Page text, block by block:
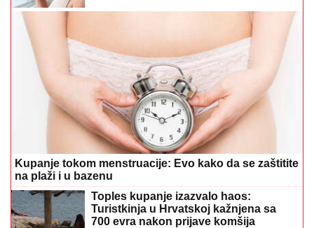
Kupanje tokom menstruacije: Evo kako da se zaštitite
na plaži i u bazenu
Toples kupanje izazvalo haos:
Turistkinja u Hrvatskoj kažnjena sa
700 evra nakon prijave komšija